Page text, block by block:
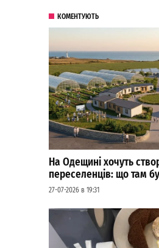
КОМЕНТУЮТЬ
На Одещині хочуть
переселенців: що там
27-07-2026 в 19:31